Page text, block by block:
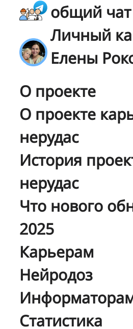
общий чат
Личный
Елены
О проекте
О проекте
нерудас
История
нерудас
Что нового
2025
Карьерам
Нейродоз
Статистика